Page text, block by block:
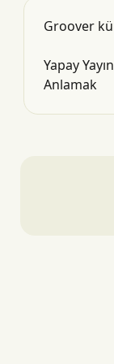
Groover
Yapay
Anlamak